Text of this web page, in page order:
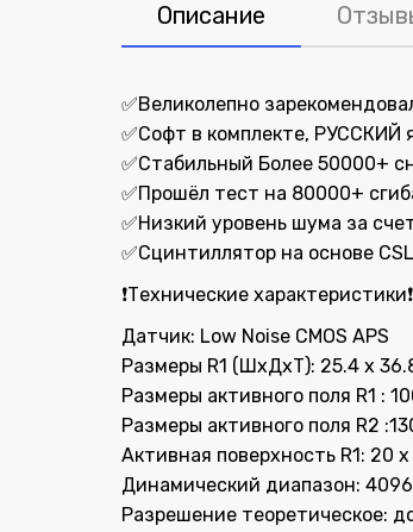
Описание
✅Великолепно
✅Софт в комплекте, РУССКИЙ
✅Стабильный Более 50000+
✅Прошёл тест на 80000+
✅Низкий уровень шума за
✅Cцинтиллятор на основе
❗️Технические характеристики❗️
Датчик: Low Noise CMOS APS
Размеры R1 (ШxДxТ): 25.4 x
Размеры активного поля R1 :
Размеры активного поля R2
Активная поверхность R1: 20
Динамический диапазон: 4096
Разрешение теоретическое: